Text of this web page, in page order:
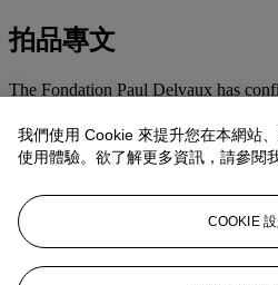
拍品專文
The Fondation Paul Delvaux has
更多來自印象派及現
查看全部
查看全部
我們使用 Cookie 來提升您在本網站
使用體驗。欲了解更多資訊，請參閱
COOKIE